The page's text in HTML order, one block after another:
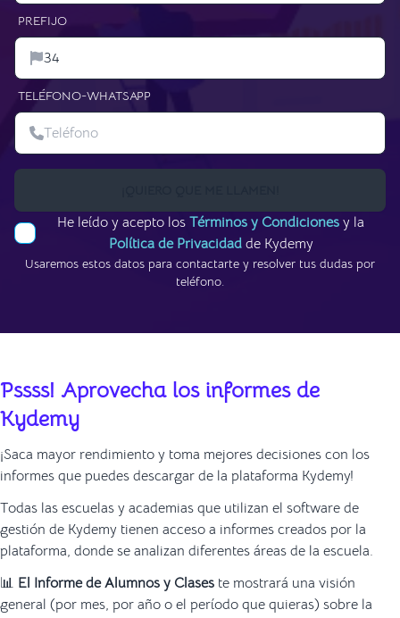
PREFIJO
TELÉFONO-WHATSAPP
He leído y acepto los Términos y Condiciones y la
Política de Privacidadde Kydemy
Usaremos estos datos para contactarte y resolver tus dudas por
teléfono.
Pssss! Aprovecha los informes de
Kydemy
¡Saca mayor rendimiento y toma mejores decisiones con los
informes que puedes descargar de la plataforma Kydemy!
Todas las escuelas y academias que utilizan el software de
gestión de Kydemy tienen acceso a informes creados por la
plataforma, donde se analizan diferentes áreas de la escuela.
📊 El Informe de Alumnos y Clases te mostrará una visión
general (por mes, por año o el período que quieras) sobre la